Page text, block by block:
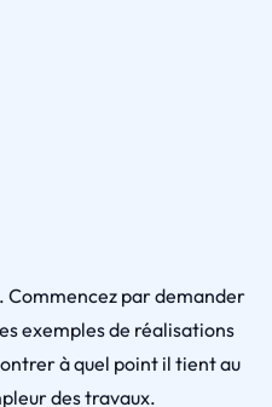
Commencez par demander
exemples de réalisations
à quel point il tient au
des travaux.